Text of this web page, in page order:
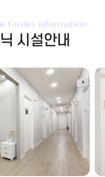
Facility information
시설안내